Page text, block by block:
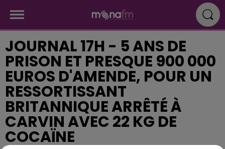
JOURNAL 17H - 5 ANS DE
PRISON ET PRESQUE 900 000
EUROS D'AMENDE, POUR UN
RESSORTISSANT
BRITANNIQUE ARRÊTÉ À
CARVIN AVEC 22 KG DE
COCAÏNE